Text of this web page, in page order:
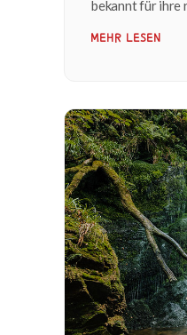
bekannt für ihre
MEHR LESEN